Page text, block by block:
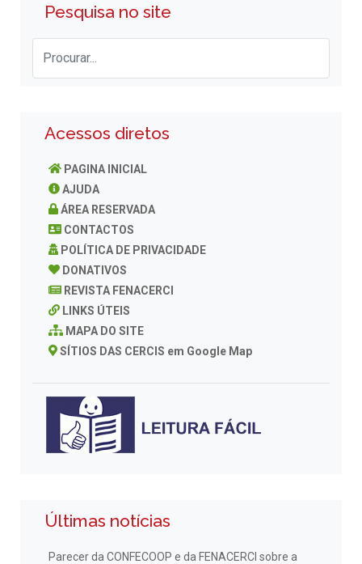
Pesquisa no site
Acessos diretos
PAGINA INICIAL
AJUDA
ÁREA RESERVADA
CONTACTOS
POLÍTICA DE PRIVACIDADE
DONATIVOS
REVISTA FENACERCI
LINKS ÚTEIS
MAPA DO SITE
SÍTIOS DAS CERCIS em Google Map
Últimas notícias
Parecer da CONFECOOP e da FENACERCI sobre a